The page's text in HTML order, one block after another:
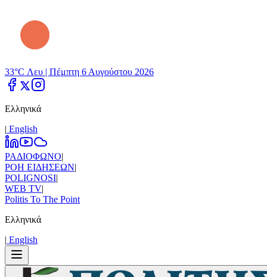
33°C Λευ | Πέμπτη 6 Αυγούστου 2026
Ελληνικά
| Εnglish
ΡΑΔΙΟΦΩΝΟ|
ΡΟΗ ΕΙΔΗΣΕΩΝ|
POLIGNOSI|
WEB TV|
Politis To The Point
Ελληνικά
| Εnglish